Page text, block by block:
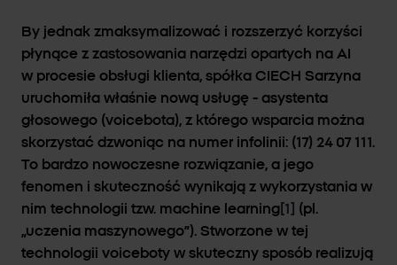
By jednak zmaksymalizować i rozszerzyć korzyści
płynące z zastosowania narzędzi opartych na AI
w procesie obsługi klienta, spółka CIECH Sarzyna
uruchomiła właśnie nową usługę - asystenta
głosowego (voicebota), z którego wsparcia można
skorzystać dzwoniąc na numer infolinii: (17) 24 07 111.
To bardzo nowoczesne rozwiązanie, a jego
fenomen i skuteczność wynikają z wykorzystania w
nim technologii tzw. machine learning [1]
(pl.
„uczenia maszynowego”). Stworzone w tej
technologii voiceboty w skuteczny sposób realizują